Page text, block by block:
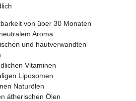
von über 30 Monaten
Aroma
und hautverwandten
Vitaminen
Liposomen
Naturölen
ätherischen Ölen